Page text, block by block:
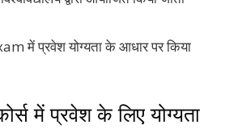
में प्रवेश योग्यता के आधार पर किया
में प्रवेश के लिए योग्यता